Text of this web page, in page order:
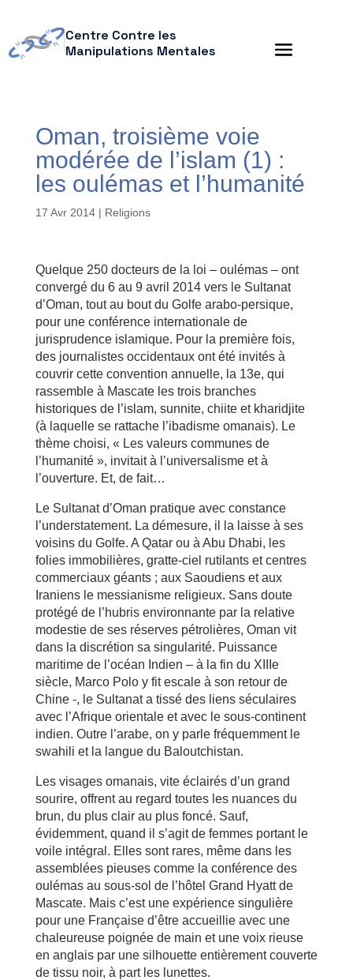
Centre Contre les
Manipulations Mentales
Oman, troisième voie
modérée de l’islam (1) :
les oulémas et l’humanité
17 Avr 2014| Religions
Quelque 250 docteurs de la loi – oulémas – ont
convergé du 6 au 9 avril 2014 vers le Sultanat
d’Oman, tout au bout du Golfe arabo-persique,
pour une conférence internationale de
jurisprudence islamique. Pour la première fois,
des journalistes occidentaux ont été invités à
couvrir cette convention annuelle, la 13e, qui
rassemble à Mascate les trois branches
historiques de l’islam, sunnite, chiite et kharidjite
(à laquelle se rattache l’ibadisme omanais). Le
thème choisi, « Les valeurs communes de
l’humanité », invitait à l’universalisme et à
l’ouverture. Et, de fait…
Le Sultanat d’Oman pratique avec constance
l’understatement. La démesure, il la laisse à ses
voisins du Golfe. A Qatar ou à Abu Dhabi, les
folies immobilières, gratte-ciel rutilants et centres
commerciaux géants ; aux Saoudiens et aux
Iraniens le messianisme religieux. Sans doute
protégé de l’hubris environnante par la relative
modestie de ses réserves pétrolières, Oman vit
dans la discrétion sa singularité. Puissance
maritime de l’océan Indien – à la fin du XIIIe
siècle, Marco Polo y fit escale à son retour de
Chine -, le Sultanat a tissé des liens séculaires
avec l’Afrique orientale et avec le sous-continent
indien. Outre l’arabe, on y parle fréquemment le
swahili et la langue du Baloutchistan.
Les visages omanais, vite éclairés d’un grand
sourire, offrent au regard toutes les nuances du
brun, du plus clair au plus foncé. Sauf,
évidemment, quand il s’agit de femmes portant le
voile intégral. Elles sont rares, même dans les
assemblées pieuses comme la conférence des
oulémas au sous-sol de l’hôtel Grand Hyatt de
Mascate. Mais c’est une expérience singulière
pour une Française d’être accueillie avec une
chaleureuse poignée de main et une voix rieuse
en anglais par une silhouette entièrement couverte
de tissu noir, à part les lunettes.